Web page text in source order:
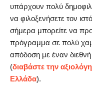
υπάρχουν πολύ
να φιλοξενήσετε τον
σήμερα μπορείτε να
πρόγραμμα σε πολύ
απόδοση με έναν
(διαβάστε την
Ελλάδα).